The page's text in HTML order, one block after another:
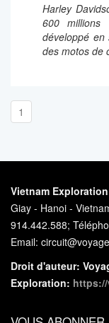
Harley
600 millions
développé en
des motos de
1
Vietnam Exploration
Giay - Hanoi -
914.442.588;
Email:
Droit d'auteur:
Exploration: